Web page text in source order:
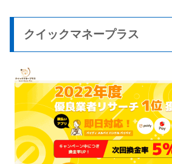
クイックマネープラス